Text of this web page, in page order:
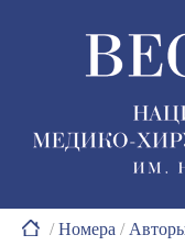
/Номера /